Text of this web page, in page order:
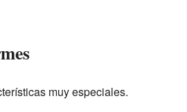
muy especiales.